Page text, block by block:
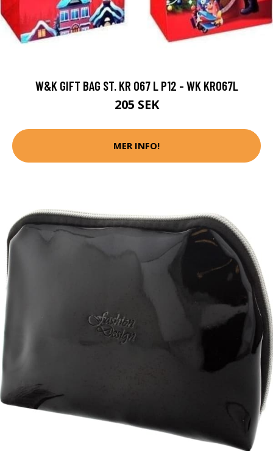
W&K GIFT BAG ST. KR 067 L P12 - WK KR067L
205 SEK
MER INFO!